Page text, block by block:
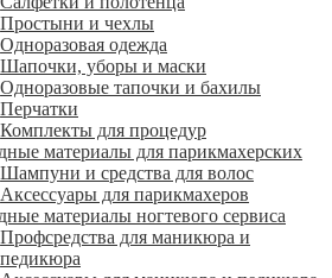
Простыни и чехлы
Одноразовая одежда
Шапочки, уборы и маски
Одноразовые тапочки и бахилы
Перчатки
Комплекты для процедур
материалы для парикмахерских
Шампуни и средства для волос
Аксессуары для парикмахеров
материалы ногтевого сервиса
Профсредства для маникюра и
педикюра